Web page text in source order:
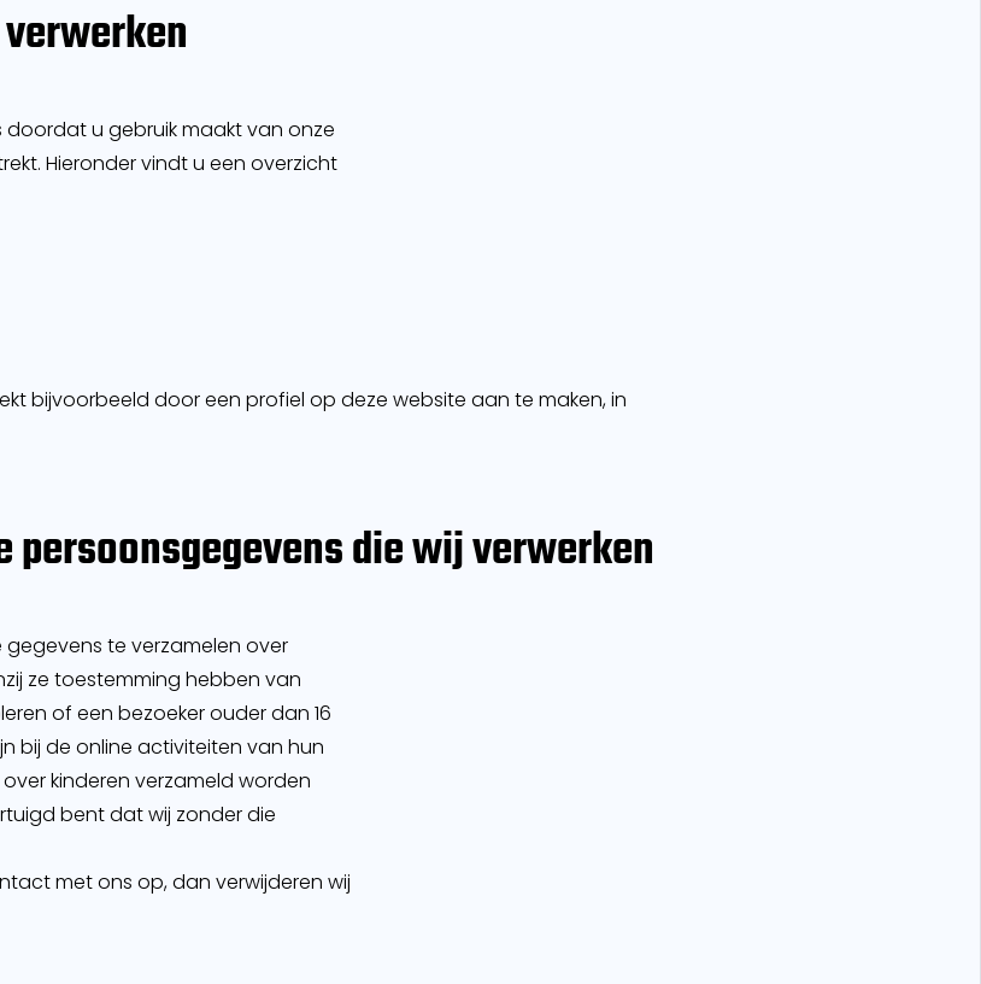
u gebruik maakt van onze
Hieronder vindt u een overzicht
bijvoorbeeld door een profiel op deze website aan te maken, in
die wij verwerken
te verzamelen over
ze toestemming hebben van
of een bezoeker ouder dan 16
bij de online activiteiten van hun
kinderen verzameld worden
bent dat wij zonder die
met ons op, dan verwijderen wij